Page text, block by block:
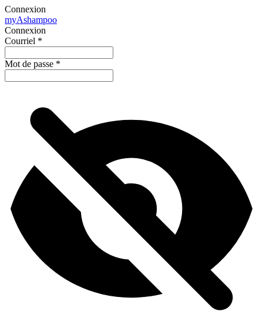
Connexion
myAshampoo
Connexion
Courriel *
Mot de passe *